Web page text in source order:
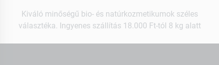
Kiváló minőségű bio- és natúrkozmetikumok széles
választéka. Ingyenes szállítás 18.000 Ft-tól 8 kg alatt